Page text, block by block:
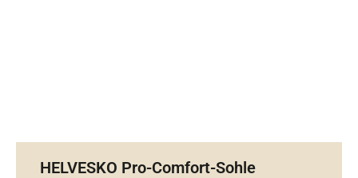
HELVESKO Pro-Comfort-Sohle